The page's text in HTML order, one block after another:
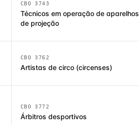
CBO 3743
Técnicos em operação de aparelhos
de projeção
CBO 3762
Artistas de circo (circenses)
CBO 3772
Árbitros desportivos